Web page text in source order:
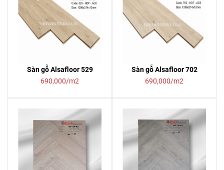
Sàn gỗ Alsafloor 529
690,000/m2
Sàn gỗ Alsafloor 702
690,000/m2